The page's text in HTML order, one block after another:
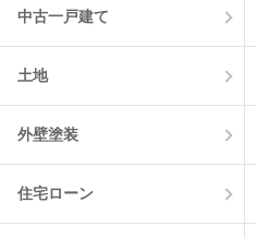
中古一戸建て
土地
外壁塗装
住宅ローン